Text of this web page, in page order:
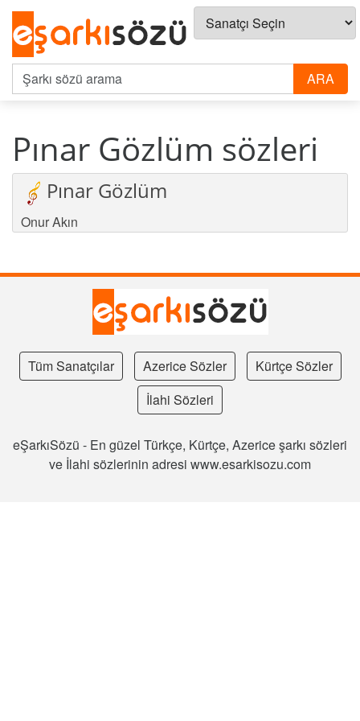
Pınar Gözlüm sözleri
Pınar Gözlüm
Onur Akın
Tüm Sanatçılar Azerice Sözler
Kürtçe Sözler
İlahi Sözleri
eŞarkıSözü - En güzel Türkçe, Kürtçe, Azerice şarkı sözleri
ve İlahi sözlerinin adresi www.esarkisozu.com